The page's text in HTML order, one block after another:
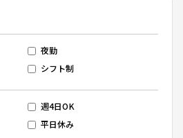
夜勤
シフト制
週4日OK
平日休み